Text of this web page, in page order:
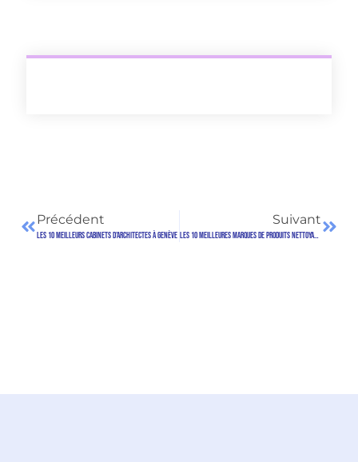
Précédent
Les 10 Meilleurs Cabinets d’architectes à Genève
Suivant
Les 10 meilleures marques de produits nettoyants